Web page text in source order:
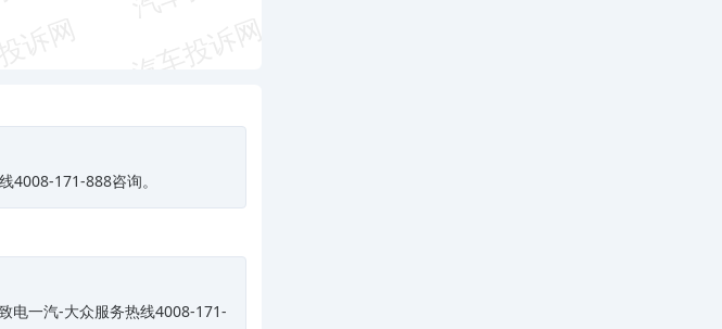
4008-171-888咨询。
电一汽-大众服务热线4008-171-